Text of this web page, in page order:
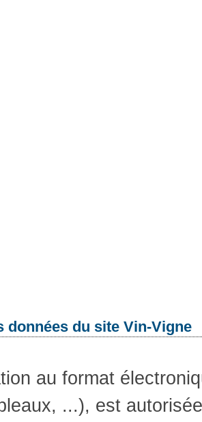
données du site Vin-Vigne
au format
...), est